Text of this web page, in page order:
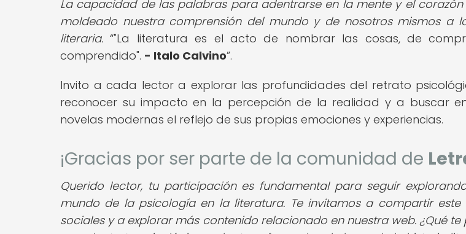
La capacidad de las palabras para adentrarse en la mente y el
moldeado nuestra comprensión del mundo y de nosotros mismos a
literaria.
"La literatura es el acto de nombrar las cosas, de
comprendido". - Italo Calvino .
Invito a cada lector a explorar las profundidades del retrato
reconocer su impacto en la percepción de la realidad y a buscar
novelas modernas el reflejo de sus propias emociones y experiencias.
¡Gracias por ser parte de la comunidad de
Querido lector, tu participación es fundamental para seguir
mundo de la psicología en la literatura. Te invitamos a compartir
sociales y a explorar más contenido relacionado en nuestra web. ¿Qué